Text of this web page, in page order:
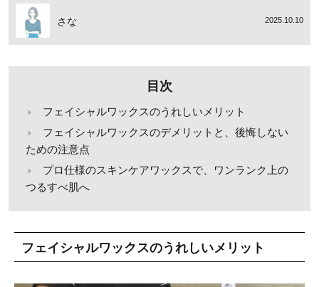
さな 2025.10.10
目次
フェイシャルワックスのうれしいメリット
フェイシャルワックスのデメリットと、後悔しない
ための注意点
プロ仕様のスキンケアワックスで、ワンランク上の
つるすべ肌へ
フェイシャルワックスのうれしいメリット